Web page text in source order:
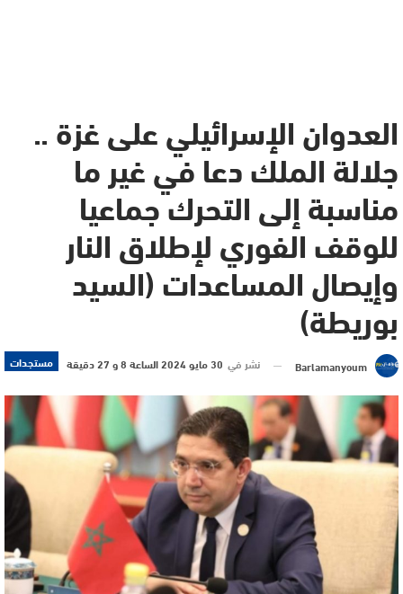
العدوان الإسرائيلي على غزة ..
جلالة الملك دعا في غير ما
مناسبة إلى التحرك جماعيا
للوقف الفوري لإطلاق النار
وإيصال المساعدات (السيد
بوريطة)
مستجدات Barlamanyoum نشر في 30 مايو 2024 الساعة 8 و 27 دقيقة